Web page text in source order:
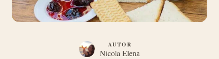
AUTOR
Nicola Elena